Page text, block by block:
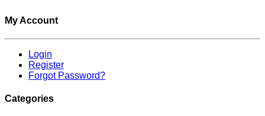
My Account
Login
Register
Forgot Password?
Categories